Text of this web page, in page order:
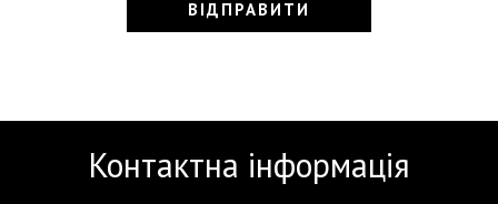
Контактна інформація